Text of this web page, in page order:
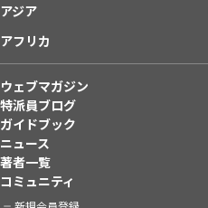
アジア
アフリカ
ウェブマガジン
特派員ブログ
ガイドブック
ニュース
著者一覧
コミュニティ